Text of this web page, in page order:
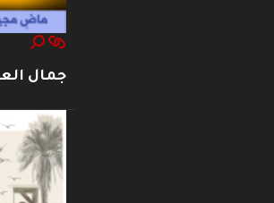
جمال